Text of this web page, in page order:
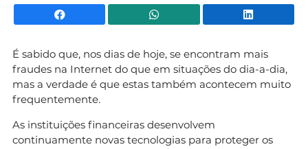
Facebook WhatsApp
É sabido que, nos dias de hoje, se encontram mais
fraudes na Internet do que em situações do dia-a-dia,
mas a verdade é que estas também acontecem muito
frequentemente.
As instituições financeiras desenvolvem
continuamente novas tecnologias para proteger os